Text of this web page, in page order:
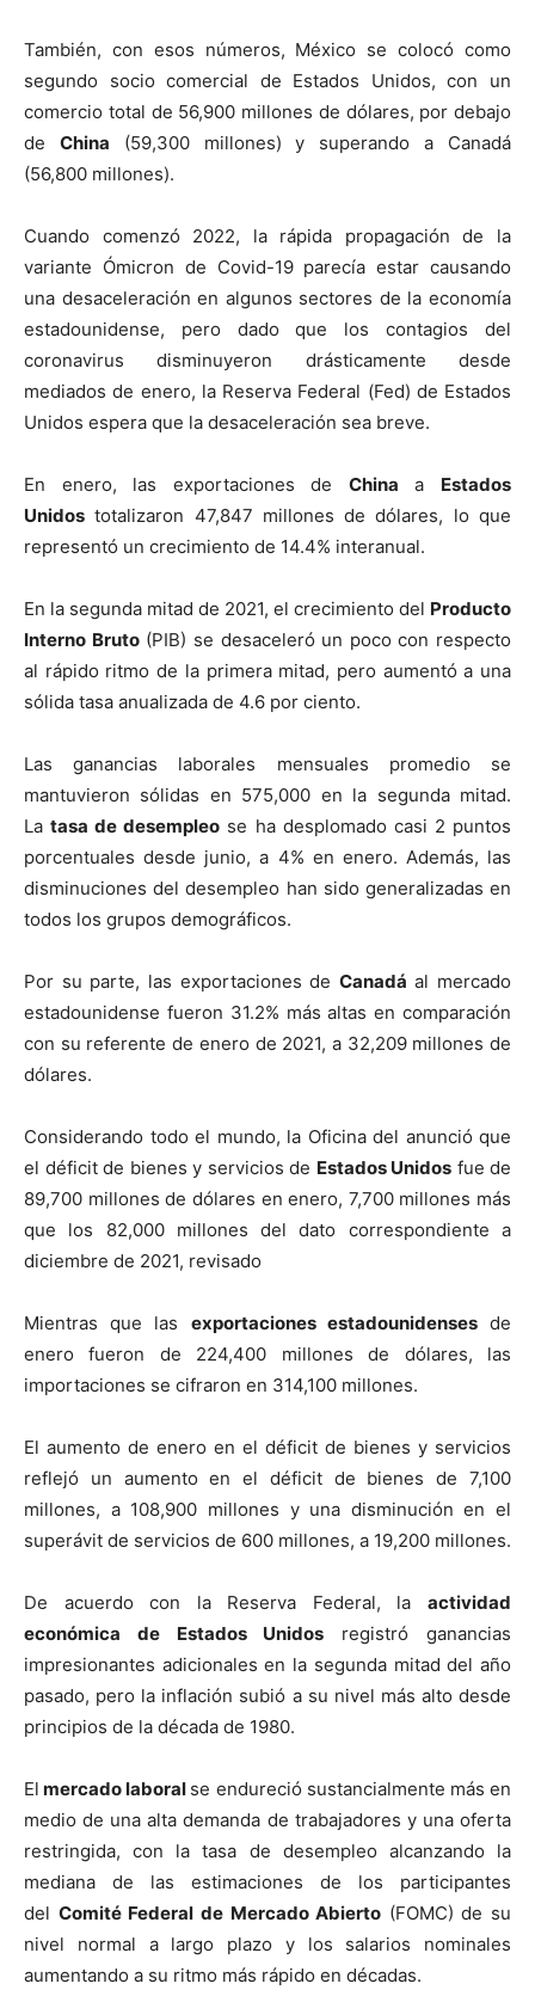
También, con esos números, México se colocó como
segundo socio comercial de Estados Unidos, con un
comercio total de 56,900 millones de dólares, por debajo
de China (59,300 millones) y superando a Canadá
(56,800 millones).
Cuando comenzó 2022, la rápida propagación de la
variante Ómicron de Covid-19 parecía estar causando
una desaceleración en algunos sectores de la economía
estadounidense, pero dado que los contagios del
coronavirus disminuyeron drásticamente desde
mediados de enero, la Reserva Federal (Fed) de Estados
Unidos espera que la desaceleración sea breve.
En enero, las exportaciones de China a Estados
Unidos totalizaron 47,847 millones de dólares, lo que
representó un crecimiento de 14.4% interanual.
En la segunda mitad de 2021, el crecimiento del Producto
Interno Bruto(PIB) se desaceleró un poco con respecto
al rápido ritmo de la primera mitad, pero aumentó a una
sólida tasa anualizada de 4.6 por ciento.
Las ganancias laborales mensuales promedio se
mantuvieron sólidas en 575,000 en la segunda mitad.
Latasa de desempleo se ha desplomado casi 2 puntos
porcentuales desde junio, a 4% en enero. Además, las
disminuciones del desempleo han sido generalizadas en
todos los grupos demográficos.
Por su parte, las exportaciones de Canadá al mercado
estadounidense fueron 31.2% más altas en comparación
con su referente de enero de 2021, a 32,209 millones de
dólares.
Considerando todo el mundo, la Oficina del anunció que
el déficit de bienes y servicios de Estados Unidos fue de
89,700 millones de dólares en enero, 7,700 millones más
que los 82,000 millones del dato correspondiente a
diciembre de 2021, revisado
Mientras que las exportaciones estadounidensesde
enero fueron de 224,400 millones de dólares, las
importaciones se cifraron en 314,100 millones.
El aumento de enero en el déficit de bienes y servicios
reflejó un aumento en el déficit de bienes de 7,100
millones, a 108,900 millones y una disminución en el
superávit de servicios de 600 millones, a 19,200 millones.
De acuerdo con la Reserva Federal, la actividad
económica de Estados Unidos registró ganancias
impresionantes adicionales en la segunda mitad del año
pasado, pero la inflación subió a su nivel más alto desde
principios de la década de 1980.
El mercado laboral se endureció sustancialmente más en
medio de una alta demanda de trabajadores y una oferta
restringida, con la tasa de desempleo alcanzando la
mediana de las estimaciones de los participantes
del Comité Federal de Mercado Abierto (FOMC) de su
nivel normal a largo plazo y los salarios nominales
aumentando a su ritmo más rápido en décadas.